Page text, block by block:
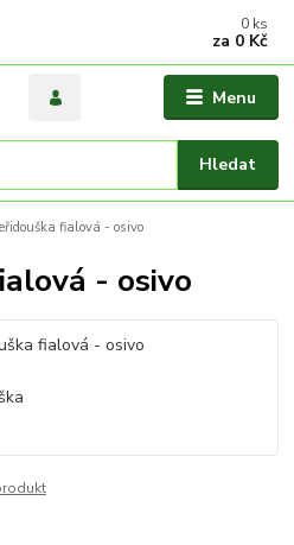
Menu
Hledat
0 ks
za 0 Kč
fialová - osivo
- osivo